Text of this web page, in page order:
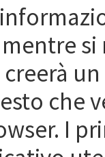
si
creerà
che
I